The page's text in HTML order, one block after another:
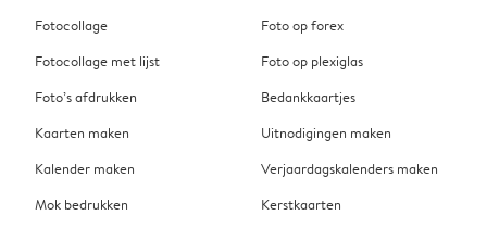
Fotocollage
Fotocollage met lijst
Foto’s afdrukken
Kaarten maken
Kalender maken
Mok bedrukken
Foto op forex
Foto op plexiglas
Bedankkaartjes
Uitnodigingen maken
Verjaardagskalenders maken
Kerstkaarten